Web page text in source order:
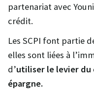
partenariat avec
crédit.
Les SCPI font partie
elles sont liées à
d’utiliser le levier
épargne.